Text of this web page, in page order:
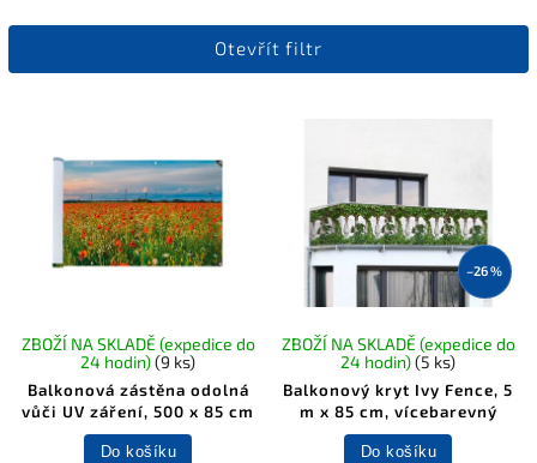
Nejlevnější
Otevřít filtr
Balkonová zástěna odolná
vůči UV záření, 500 x 85 cm
ZBOŽÍ NA SKLADĚ (expedice do
24 hodin)(9 ks)
Do košíku
–26 %
Balkonový kryt Ivy Fence, 5
m x 85 cm, vícebarevný
ZBOŽÍ NA SKLADĚ (expedice do
24 hodin)(5 ks)
Do košíku